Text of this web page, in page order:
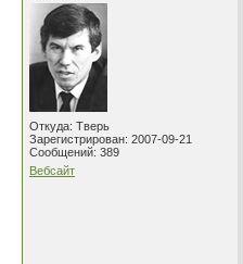
Откуда: Тверь
Зарегистрирован: 2007-09-21
Сообщений: 389
Вебсайт